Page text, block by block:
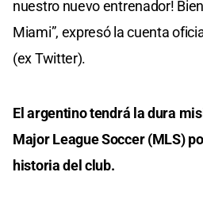
nuestro nuevo entrenador!
Miami”, expresó la cuenta
(ex Twitter).
El argentino tendrá la dura
Major League Soccer (MLS)
historia del club.